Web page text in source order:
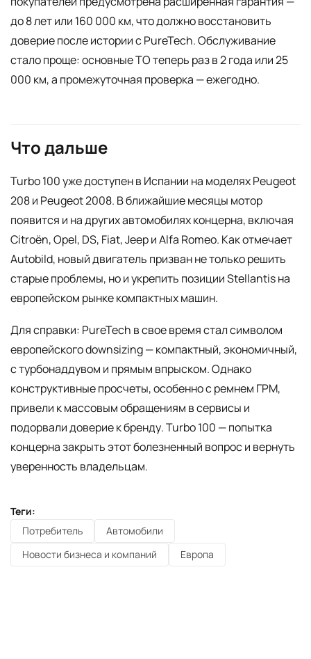
до 8 лет или 160 000 км, что должно восстановить
доверие после истории с PureTech. Обслуживание
стало проще: основные ТО теперь раз в 2 года или 25
000 км, а промежуточная проверка — ежегодно.
Что дальше
Turbo 100 уже доступен в Испании на моделях Peugeot
208 и Peugeot 2008. В ближайшие месяцы мотор
появится и на других автомобилях концерна, включая
Citroën, Opel, DS, Fiat, Jeep и Alfa Romeo. Как отмечает
Autobild, новый двигатель призван не только решить
старые проблемы, но и укрепить позиции Stellantis на
европейском рынке компактных машин.
Для справки: PureTech в свое время стал символом
европейского downsizing — компактный, экономичный,
с турбонаддувом и прямым впрыском. Однако
конструктивные просчеты, особенно с ремнем ГРМ,
привели к массовым обращениям в сервисы и
подорвали доверие к бренду. Turbo 100 — попытка
концерна закрыть этот болезненный вопрос и вернуть
уверенность владельцам.
Теги:
Потребитель
Автомобили
Новости бизнеса и компаний
Европа